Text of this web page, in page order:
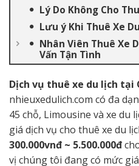
Lý Do Không Cho
Lưu ý Khi Thuê Xe
Nhân Viên Thuê Xe
Vấn Tận Tình
Dịch vụ thuê xe du lịch tại
nhieuxedulich.com có đa
45 chỗ, Limousine và xe du
giá dịch vụ cho thuê xe du
300.000vnđ ~ 5.500.000đ
vị chúng tôi đang có mức